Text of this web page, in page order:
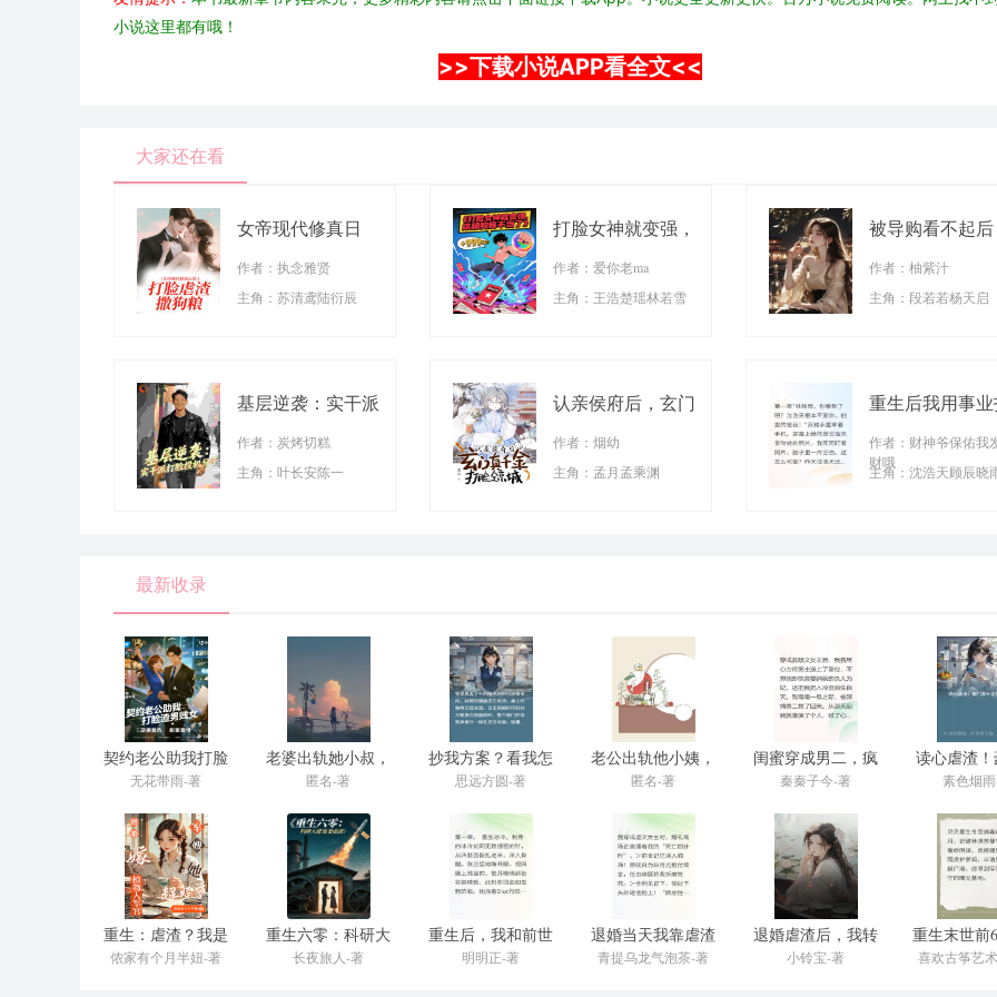
小说这里都有哦！
>>下载小说APP看全文<<
大家还在看
女帝现代修真日
粮
作者：执念雅贤
主角：苏清鸢陆衍辰
打脸女神就变强，
作者：爱你老ma
主角：王浩楚瑶林若雪
被导购看不起后
作者：柚紫汁
主角：段若若杨天启
基层逆袭：实干派
作者：炭烤切糕
主角：叶长安陈一
认亲侯府后，玄门
作者：烟幼
主角：孟月孟乘渊
重生后我用事
作者：财神爷保佑我
财哦
主角：沈浩天顾辰晓
最新收录
契约老公助我打脸
渣男贱女
无花带雨-著
老婆出轨她小叔，
我当场打脸
匿名-著
抄我方案？看我怎
么逆风翻盘打脸
思远方圆-著
老公出轨他小姨，
我当场打脸
匿名-著
闺蜜穿成男二，疯
狂氪金助我虐渣
秦秦子今-著
读心虐渣
千金杀
素色烟
重生：虐渣？我是
专业的
侬家有个月半妞-著
重生六零：科研大
佬宠妻虐渣
长夜旅人-著
重生后，我和前世
死敌联手虐渣
明明正-著
退婚当天我靠虐渣
爆红了
青提乌龙气泡茶-著
退婚虐渣后，我转
身继承千亿家产
小铃宝-著
重生末世前
建堡垒
喜欢古筝艺